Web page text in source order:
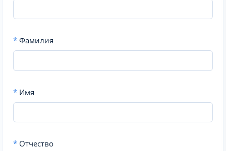
* Фамилия
* Имя
* Отчество